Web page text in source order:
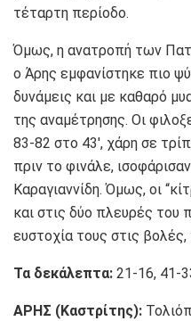
τέταρτη περίοδο.
Όμως, η ανατροπή των
ο Άρης εμφανίστηκε πιο
δυνάμεις και με καθαρό
της αναμέτρησης. Οι
83-82 στο 43′, χάρη σε
πριν το φινάλε,
Καραγιαννίδη. Όμως, οι
και στις δύο πλευρές του
ευστοχία τους στις
Τα δεκάλεπτα: 21-16, 41-
ΑΡΗΣ (Καστρίτης):